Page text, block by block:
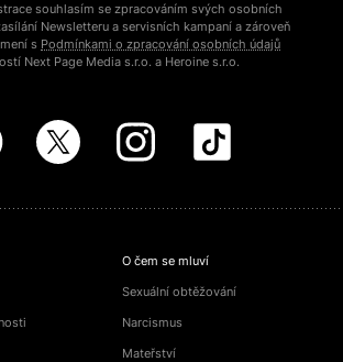
souhlasím se zpracováním svých osobních
Newsletteru a servisních kampaní a zároveň
s Podmínkami o zpracování osobních údajů
Next Page Media s.r.o. a Heroine s.r.o.
O čem se mluví
Sexuální obtěžování
Narcismus
Mateřství